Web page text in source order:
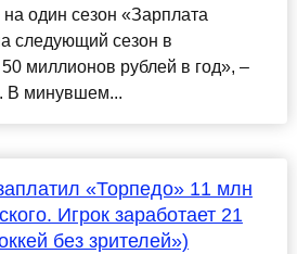
на один сезон «Зарплата
следующий сезон в
миллионов рублей в год», –
В минувшем...
«Торпедо» 11 млн
Игрок заработает 21
без зрителей»)